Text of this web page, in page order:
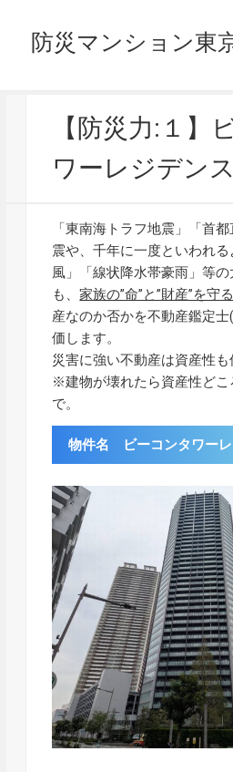
防災マンション東
【防災力:１】
ワーレジデンス
「東南海トラフ地震」「首
震や、千年に一度といわれ
風」「線状降水帯豪雨」等
も、家族の”命”と”財産”を守る
産なのか否かを不動産鑑定
価します。
災害に強い不動産は資産性も
※建物が壊れたら資産性どこ
で。
物件名 ビーコンタワーレ